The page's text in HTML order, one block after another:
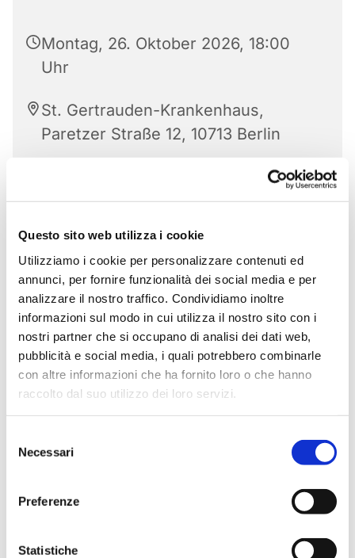
Questo sito web utilizza i cookie
Utilizziamo i cookie per personalizzare contenuti ed
annunci, per fornire funzionalità dei social media e per
analizzare il nostro traffico. Condividiamo inoltre
informazioni sul modo in cui utilizza il nostro sito con i
nostri partner che si occupano di analisi dei dati web,
pubblicità e social media, i quali potrebbero combinarle
con altre informazioni che ha fornito loro o che hanno
raccolto dal suo utilizzo dei loro servizi.
delNecessari
Preferenze
Statistiche
Montag, 26. Oktober 2026, 18:00
Uhr
St. Gertrauden-Krankenhaus,
Paretzer Straße 12, 10713 Berlin